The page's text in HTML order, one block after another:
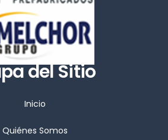
del Sitio
Inicio
Quiénes Somos